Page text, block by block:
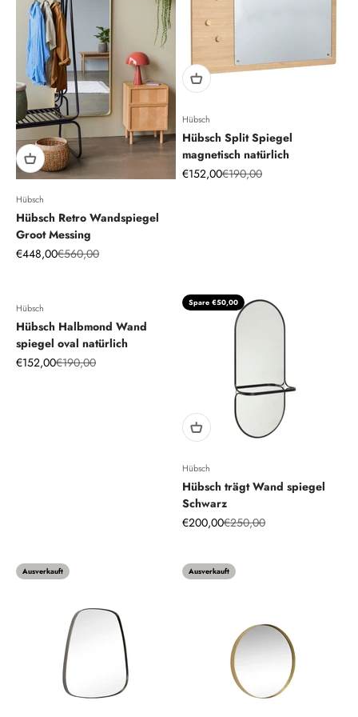
Hübsch
Hübsch Retro Wandspiegel
Groot Messing
Angebot
€448,00Regulärer Preis
€560,00
Hübsch
Hübsch Split Spiegel
magnetisch natürlich
Angebot
€152,00Regulärer Preis
€190,00
Hübsch
Hübsch Halbmond Wand
spiegel oval natürlich
Angebot
€152,00Regulärer Preis
€190,00
Spare €50,00
Hübsch
Hübsch trägt Wand spiegel
Schwarz
Angebot
€200,00Regulärer Preis
€250,00
Ausverkauft Ausverkauft